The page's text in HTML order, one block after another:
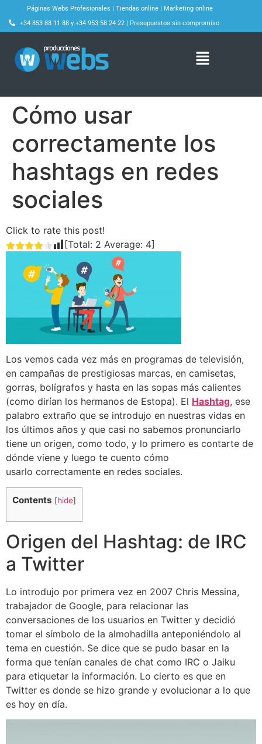
Páginas Webs Profesionales | Tiendas online | Marketing online
+34 853 88 11 88 y +34 953 58 24 22 | Presupuestos sin compromiso
Cómo usar
correctamente los
hashtags en redes
sociales
Click to rate this post!
[Total: 2 Average: 4]
Los vemos cada vez más en programas de televisión,
en campañas de prestigiosas marcas, en camisetas,
gorras, bolígrafos y hasta en las sopas más calientes
(como dirían los hermanos de Estopa). El Hashtag, ese
palabro extraño que se introdujo en nuestras vidas en
los últimos años y que casi no sabemos pronunciarlo
tiene un origen, como todo, y lo primero es contarte de
dónde viene y luego te cuento cómo
usarlo correctamente en redes sociales.
Contents [hide]
Origen del Hashtag: de IRC
a Twitter
Lo introdujo por primera vez en 2007 Chris Messina,
trabajador de Google, para relacionar las
conversaciones de los usuarios en Twitter y decidió
tomar el símbolo de la almohadilla anteponiéndolo al
tema en cuestión. Se dice que se pudo basar en la
forma que tenían canales de chat como IRC o Jaiku
para etiquetar la información. Lo cierto es que en
Twitter es donde se hizo grande y evolucionar a lo que
es hoy en día.